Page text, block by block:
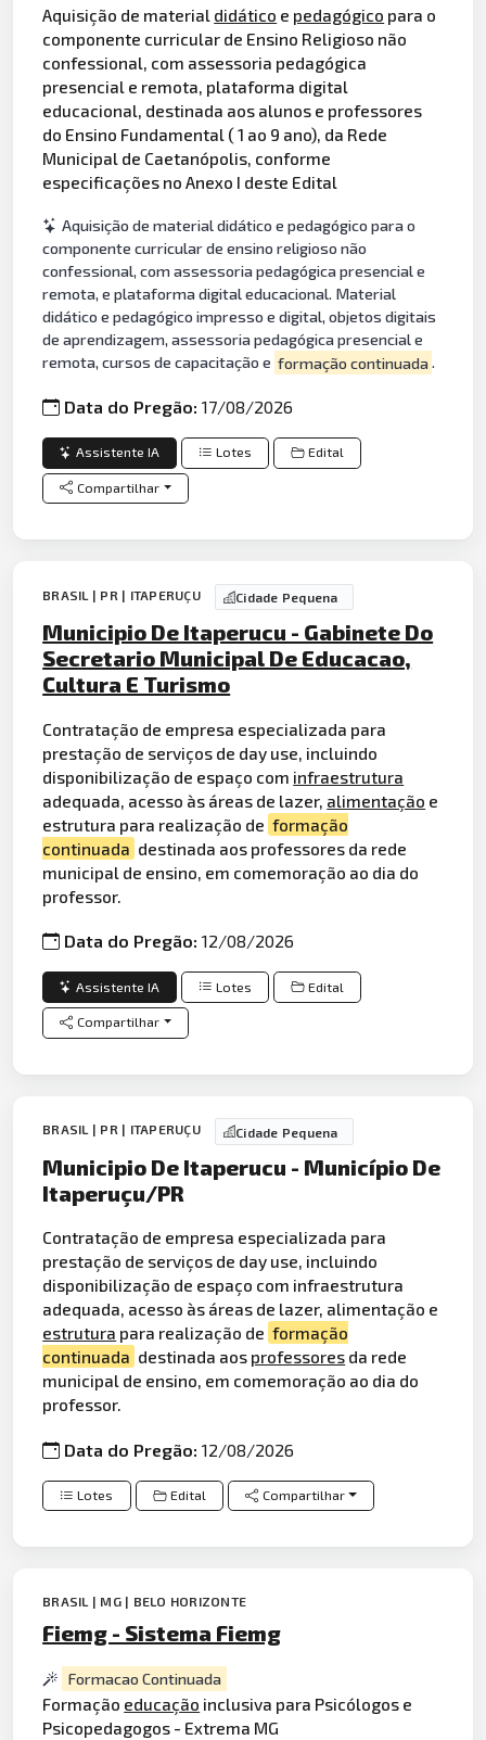
Aquisição de material didático e pedagógico para o
componente curricular de Ensino Religioso não
confessional, com assessoria pedagógica
presencial e remota, plataforma digital
educacional, destinada aos alunos e professores
do Ensino Fundamental ( 1 ao 9 ano), da Rede
Municipal de Caetanópolis, conforme
especificações no Anexo I deste Edital
Aquisição de material didático e pedagógico para o
componente curricular de ensino religioso não
confessional, com assessoria pedagógica presencial e
remota, e plataforma digital educacional. Material
didático e pedagógico impresso e digital, objetos digitais
de aprendizagem, assessoria pedagógica presencial e
remota, cursos de capacitação e formação continuada.
Data do Pregão:17/08/2026
Assistente IA Lotes Edital
Compartilhar
BRASIL | PR | ITAPERUÇU Cidade Pequena
Municipio De Itaperucu - Gabinete Do
Secretario Municipal De Educacao,
Cultura E Turismo
Contratação de empresa especializada para
prestação de serviços de day use, incluindo
disponibilização de espaço com infraestrutura
adequada, acesso às áreas de lazer, alimentação e
estrutura para realização de formação
continuada destinada aos professores da rede
municipal de ensino, em comemoração ao dia do
professor.
Data do Pregão:12/08/2026
Assistente IA Lotes Edital
Compartilhar
BRASIL | PR | ITAPERUÇU Cidade Pequena
Municipio De Itaperucu - Município De
Itaperuçu/PR
Contratação de empresa especializada para
prestação de serviços de day use, incluindo
disponibilização de espaço com infraestrutura
adequada, acesso às áreas de lazer, alimentação e
estrutura para realização de formação
continuada destinada aos professores da rede
municipal de ensino, em comemoração ao dia do
professor.
Data do Pregão:12/08/2026
Lotes Edital Compartilhar
BRASIL | MG | BELO HORIZONTE
Fiemg - Sistema Fiemg
Formacao Continuada
Formação educação inclusiva para Psicólogos e
Psicopedagogos - Extrema MG